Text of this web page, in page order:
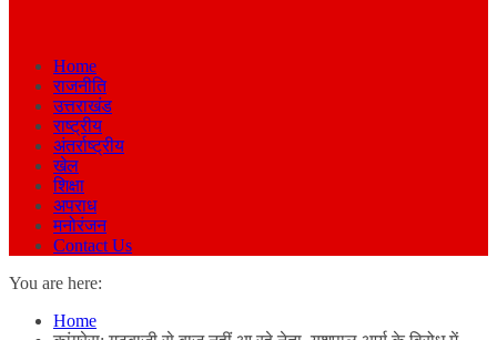
Home
राजनीति
उत्तराखंड
राष्ट्रीय
अंतर्राष्ट्रीय
खेल
शिक्षा
अपराध
मनोरंजन
Contact Us
You are here:
Home